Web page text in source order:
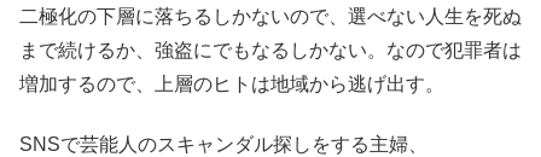
二極化の下層に落ちるしかないので、選べない人生を死ぬ
まで続けるか、強盗にでもなるしかない。なので犯罪者は
増加するので、上層のヒトは地域から逃げ出す。
SNSで芸能人のスキャンダル探しをする主婦、